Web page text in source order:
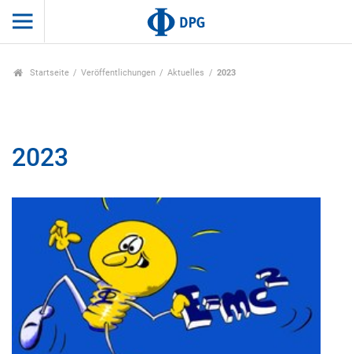
Startseite Veröffentlichungen Aktuelles 2023
2023